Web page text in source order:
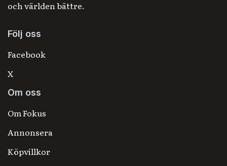
och världen bättre.
Följ oss
Facebook
X
Om oss
Om Fokus
Annonsera
Köpvillkor